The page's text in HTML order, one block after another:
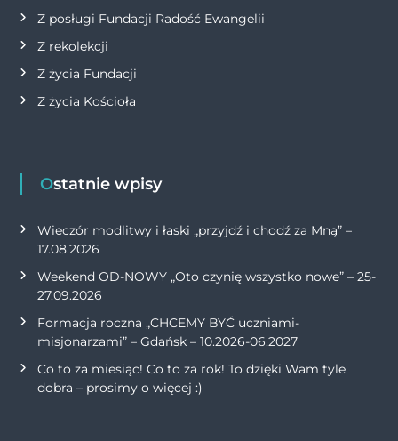
Z posługi Fundacji Radość Ewangelii
Z rekolekcji
Z życia Fundacji
Z życia Kościoła
Ostatnie wpisy
Wieczór modlitwy i łaski „przyjdź i chodź za Mną” –
17.08.2026
Weekend OD-NOWY „Oto czynię wszystko nowe” – 25-
27.09.2026
Formacja roczna „CHCEMY BYĆ uczniami-
misjonarzami” – Gdańsk – 10.2026-06.2027
Co to za miesiąc! Co to za rok! To dzięki Wam tyle
dobra – prosimy o więcej :)